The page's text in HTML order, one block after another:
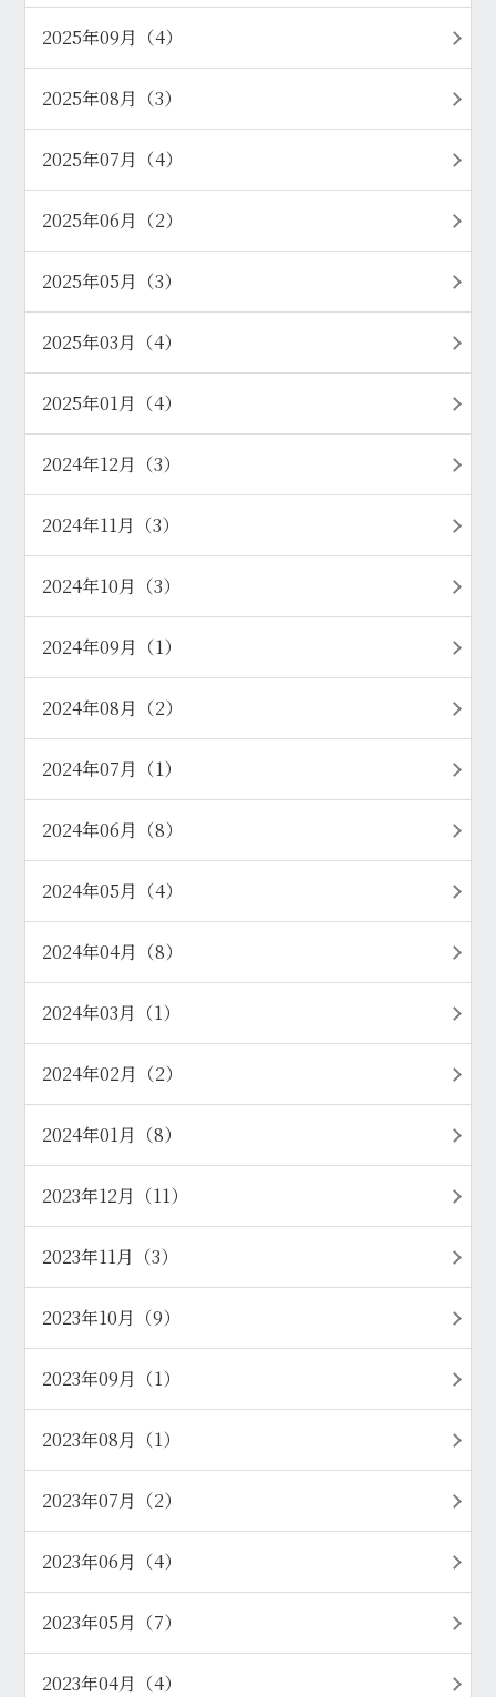
2025年09月（4）
2025年08月（3）
2025年07月（4）
2025年06月（2）
2025年05月（3）
2025年03月（4）
2025年01月（4）
2024年12月（3）
2024年11月（3）
2024年10月（3）
2024年09月（1）
2024年08月（2）
2024年07月（1）
2024年06月（8）
2024年05月（4）
2024年04月（8）
2024年03月（1）
2024年02月（2）
2024年01月（8）
2023年12月（11）
2023年11月（3）
2023年10月（9）
2023年09月（1）
2023年08月（1）
2023年07月（2）
2023年06月（4）
2023年05月（7）
2023年04月（4）